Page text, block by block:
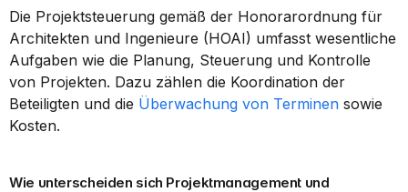
Die Projektsteuerung gemäß der Honorarordnung für
Architekten und Ingenieure (HOAI) umfasst wesentliche
Aufgaben wie die Planung, Steuerung und Kontrolle
von Projekten. Dazu zählen die Koordination der
Beteiligten und die Überwachung von Terminen sowie
Kosten.
Wie unterscheiden sich Projektmanagement und